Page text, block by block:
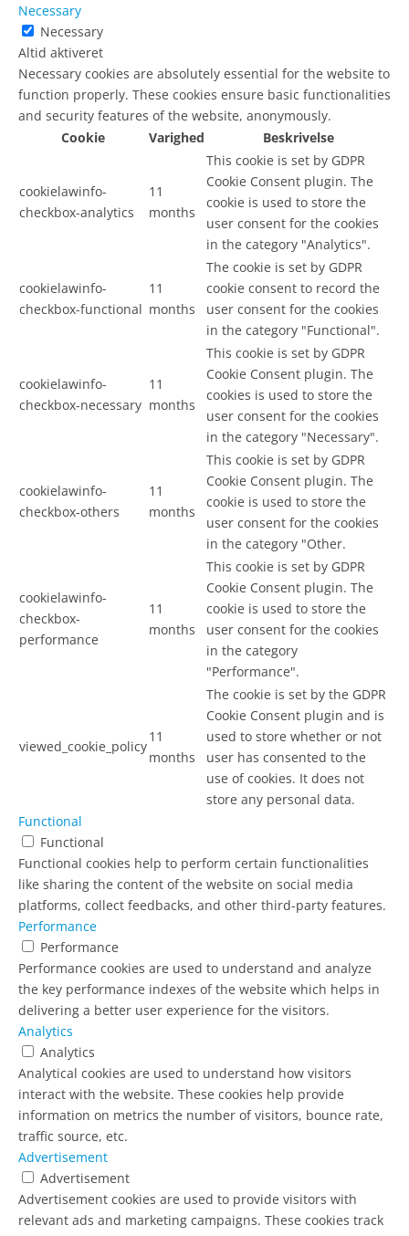
Necessary
Necessary
Altid aktiveret
Necessary cookies are absolutely essential for the website to
function properly. These cookies ensure basic functionalities
and security features of the website, anonymously.
Cookie
Varighed Beskrivelse
cookielawinfo-
checkbox-analytics
11
months
This cookie is set by GDPR
Cookie Consent plugin. The
cookie is used to store the
user consent for the cookies
in the category "Analytics".
cookielawinfo-
checkbox-functional
11
months
The cookie is set by GDPR
cookie consent to record the
user consent for the cookies
in the category "Functional".
cookielawinfo-
checkbox-necessary
11
months
This cookie is set by GDPR
Cookie Consent plugin. The
cookies is used to store the
user consent for the cookies
in the category "Necessary".
cookielawinfo-
checkbox-others
11
months
This cookie is set by GDPR
Cookie Consent plugin. The
cookie is used to store the
user consent for the cookies
in the category "Other.
cookielawinfo-
checkbox-
performance
11
months
This cookie is set by GDPR
Cookie Consent plugin. The
cookie is used to store the
user consent for the cookies
in the category
"Performance".
viewed_cookie_policy
11
months
The cookie is set by the GDPR
Cookie Consent plugin and is
used to store whether or not
user has consented to the
use of cookies. It does not
store any personal data.
Functional
Functional
Functional cookies help to perform certain functionalities
like sharing the content of the website on social media
platforms, collect feedbacks, and other third-party features.
Performance
Performance
Performance cookies are used to understand and analyze
the key performance indexes of the website which helps in
delivering a better user experience for the visitors.
Analytics
Analytics
Analytical cookies are used to understand how visitors
interact with the website. These cookies help provide
information on metrics the number of visitors, bounce rate,
traffic source, etc.
Advertisement
Advertisement
Advertisement cookies are used to provide visitors with
relevant ads and marketing campaigns. These cookies track